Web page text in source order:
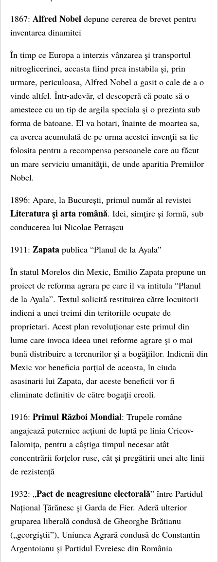
1867: Alfred Nobel depune cererea de brevet pentru
inventarea dinamitei
În timp ce Europa a interzis vânzarea şi transportul
nitroglicerinei, aceasta fiind prea instabila şi, prin
urmare, periculoasa, Alfred Nobel a gasit o cale de a o
vinde altfel. Într-adevăr, el descoperă că poate să o
amestece cu un tip de argila speciala şi o prezinta sub
forma de batoane. El va hotari, înainte de moartea sa,
ca averea acumulată de pe urma acestei invenţii sa fie
folosita pentru a recompensa persoanele care au făcut
un mare serviciu umanităţii, de unde aparitia Premiilor
Nobel.
1896: Apare, la București, primul număr al revistei
Literatura și arta română. Idei, simțire și formă, sub
conducerea lui Nicolae Petrașcu
1911: Zapata publica “Planul de la Ayala”
În statul Morelos din Mexic, Emilio Zapata propune un
proiect de reforma agrara pe care il va intitula “Planul
de la Ayala”. Textul solicită restituirea către locuitorii
indieni a unei treimi din teritoriile ocupate de
proprietari. Acest plan revoluţionar este primul din
lume care invoca ideea unei reforme agrare şi o mai
bună distribuire a terenurilor şi a bogăţiilor. Indienii din
Mexic vor beneficia parţial de aceasta, în ciuda
asasinarii lui Zapata, dar aceste beneficii vor fi
eliminate definitiv de către bogaţii creoli.
1916: Primul Război Mondial: Trupele române
angajează puternice acțiuni de luptă pe linia Cricov-
Ialomița, pentru a câștiga timpul necesar atât
concentrării forțelor ruse, cât și pregătirii unei alte linii
de rezistență
1932: „Pact de neagresiune electorală” între Partidul
Național Țărănesc și Garda de Fier. Aderă ulterior
gruparea liberală condusă de Gheorghe Brătianu
(„georgiștii”), Uniunea Agrară condusă de Constantin
Argentoianu și Partidul Evreiesc din România